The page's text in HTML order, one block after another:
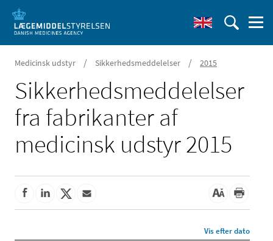
Medicinsk udstyr / Sikkerhedsmeddelelser / 2015
Sikkerheds­meddelelser
fra fabrikanter af
medicinsk udstyr 2015
Vis efter dato